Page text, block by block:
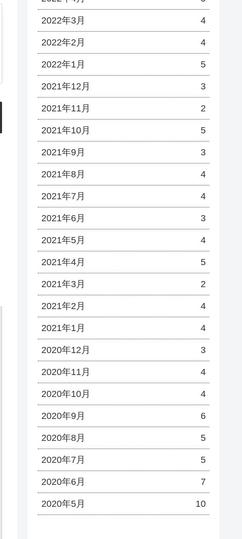
2022年3月 4
2022年2月 4
2022年1月 5
2021年12月 3
2021年11月 2
2021年10月 5
2021年9月 3
2021年8月 4
2021年7月 4
2021年6月 3
2021年5月 4
2021年4月 5
2021年3月 2
2021年2月 4
2021年1月 4
2020年12月 3
2020年11月 4
2020年10月 4
2020年9月 6
2020年8月 5
2020年7月 5
2020年6月 7
2020年5月 10